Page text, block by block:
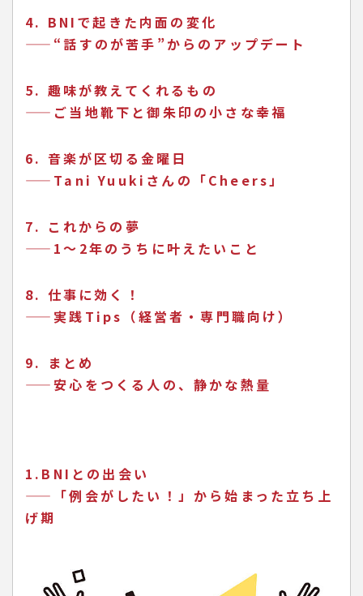
4. BNIで起きた内面の変化
——“話すのが苦手”からのアップデート
5. 趣味が教えてくれるもの
——ご当地靴下と御朱印の小さな幸福
6. 音楽が区切る金曜日
——Tani Yuukiさんの「Cheers」
7. これからの夢
——1〜2年のうちに叶えたいこと
8. 仕事に効く！
——実践Tips（経営者・専門職向け）
9. まとめ
——安心をつくる人の、静かな熱量
1.BNIとの出会い
——「例会がしたい！」から始まった立ち上
げ期